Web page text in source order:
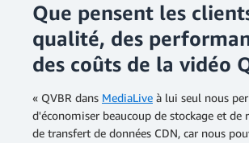
Que pensent les
qualité, des
des coûts de la vidéo
« QVBR dans MediaLive à lui seul nous
d'économiser beaucoup de stockage et de
de transfert de données CDN, car nous